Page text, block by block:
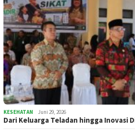
KESEHATAN Juni 29, 2026
Dari Keluarga Teladan hingga Inovasi